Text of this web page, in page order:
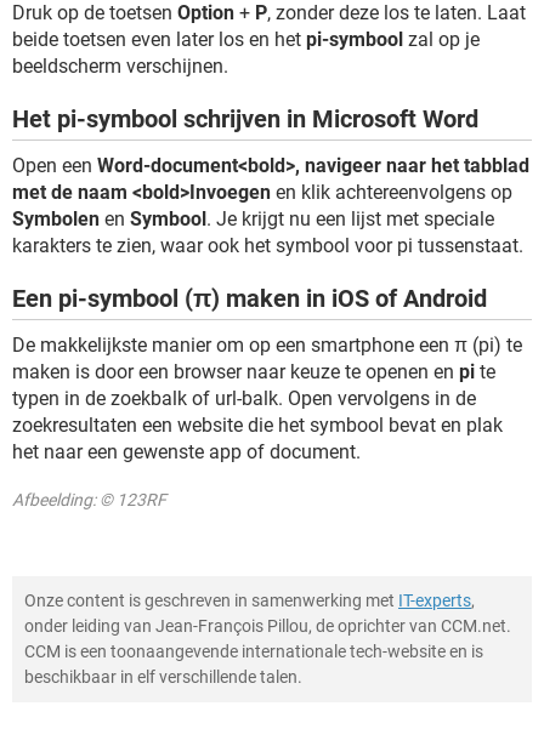
Druk op de toetsen Option + P, zonder deze los te laten. Laat
beide toetsen even later los en het pi-symbool zal op je
beeldscherm verschijnen.
Het pi-symbool schrijven in Microsoft Word
Open een Word-document<bold>, navigeer naar het tabblad
met de naam <bold>Invoegen en klik achtereenvolgens op
Symbolen en Symbool. Je krijgt nu een lijst met speciale
karakters te zien, waar ook het symbool voor pi tussenstaat.
Een pi-symbool (π) maken in iOS of Android
De makkelijkste manier om op een smartphone een π (pi) te
maken is door een browser naar keuze te openen en pi te
typen in de zoekbalk of url-balk. Open vervolgens in de
zoekresultaten een website die het symbool bevat en plak
het naar een gewenste app of document.
Afbeelding: © 123RF
Onze content is geschreven in samenwerking met IT-experts,
onder leiding van Jean-François Pillou, de oprichter van CCM.net.
CCM is een toonaangevende internationale tech-website en is
beschikbaar in elf verschillende talen.